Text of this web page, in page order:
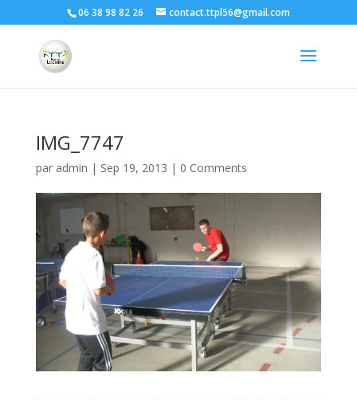
06 38 98 82 26 contact.ttpl56@gmail.com
IMG_7747
par admin | Sep 19, 2013 | 0 Comments